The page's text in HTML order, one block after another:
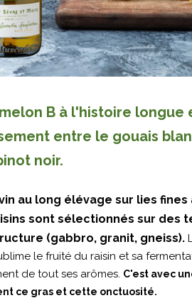
melon B à l'histoire
entre le gouais
noir.
au long élévage sur lies
sont sélectionnés sur des
(gabbro, granit, gneiss).
le fruité du raisin et sa
de tout ses arômes. C'est avec
ce gras et cette onctuosité.